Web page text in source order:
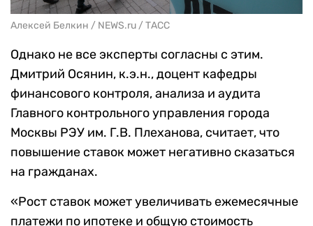
Алексей Белкин / NEWS.ru / ТАСС
Однако не все эксперты согласны с этим.
Дмитрий Осянин, к.э.н., доцент кафедры
финансового контроля, анализа и аудита
Главного контрольного управления города
Москвы РЭУ им. Г.В. Плеханова, считает, что
повышение ставок может негативно сказаться
на гражданах.
«Рост ставок может увеличивать ежемесячные
платежи по ипотеке и общую стоимость